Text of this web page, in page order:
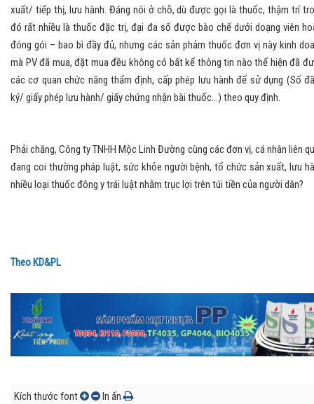
xuất/ tiếp thị, lưu hành. Đáng nói ở chỗ, dù được gọi là thuốc, thậm trí
đó rất nhiều là thuốc đặc trị, đại đa số được bào chế dưới doạng viên
đóng gói – bao bì đầy đủ, nhưng các sản phảm thuốc đơn vị này kinh
mà PV đã mua, đặt mua đều không có bất kể thông tin nào thể hiện đã
các cơ quan chức năng thẩm định, cấp phép lưu hành để sử dụng (Số
ký/ giấy phép lưu hành/ giấy chứng nhận bài thuốc...) theo quy định.
Phải chăng, Công ty TNHH Mộc Linh Đường cùng các đơn vị, cá nhân liên
đang coi thường pháp luật, sức khỏe người bệnh, tổ chức sản xuất, lưu
nhiều loại thuốc đông y trái luật nhằm trục lợi trên túi tiền của người dân?
Theo KD&PL
Kích thước font In ấn